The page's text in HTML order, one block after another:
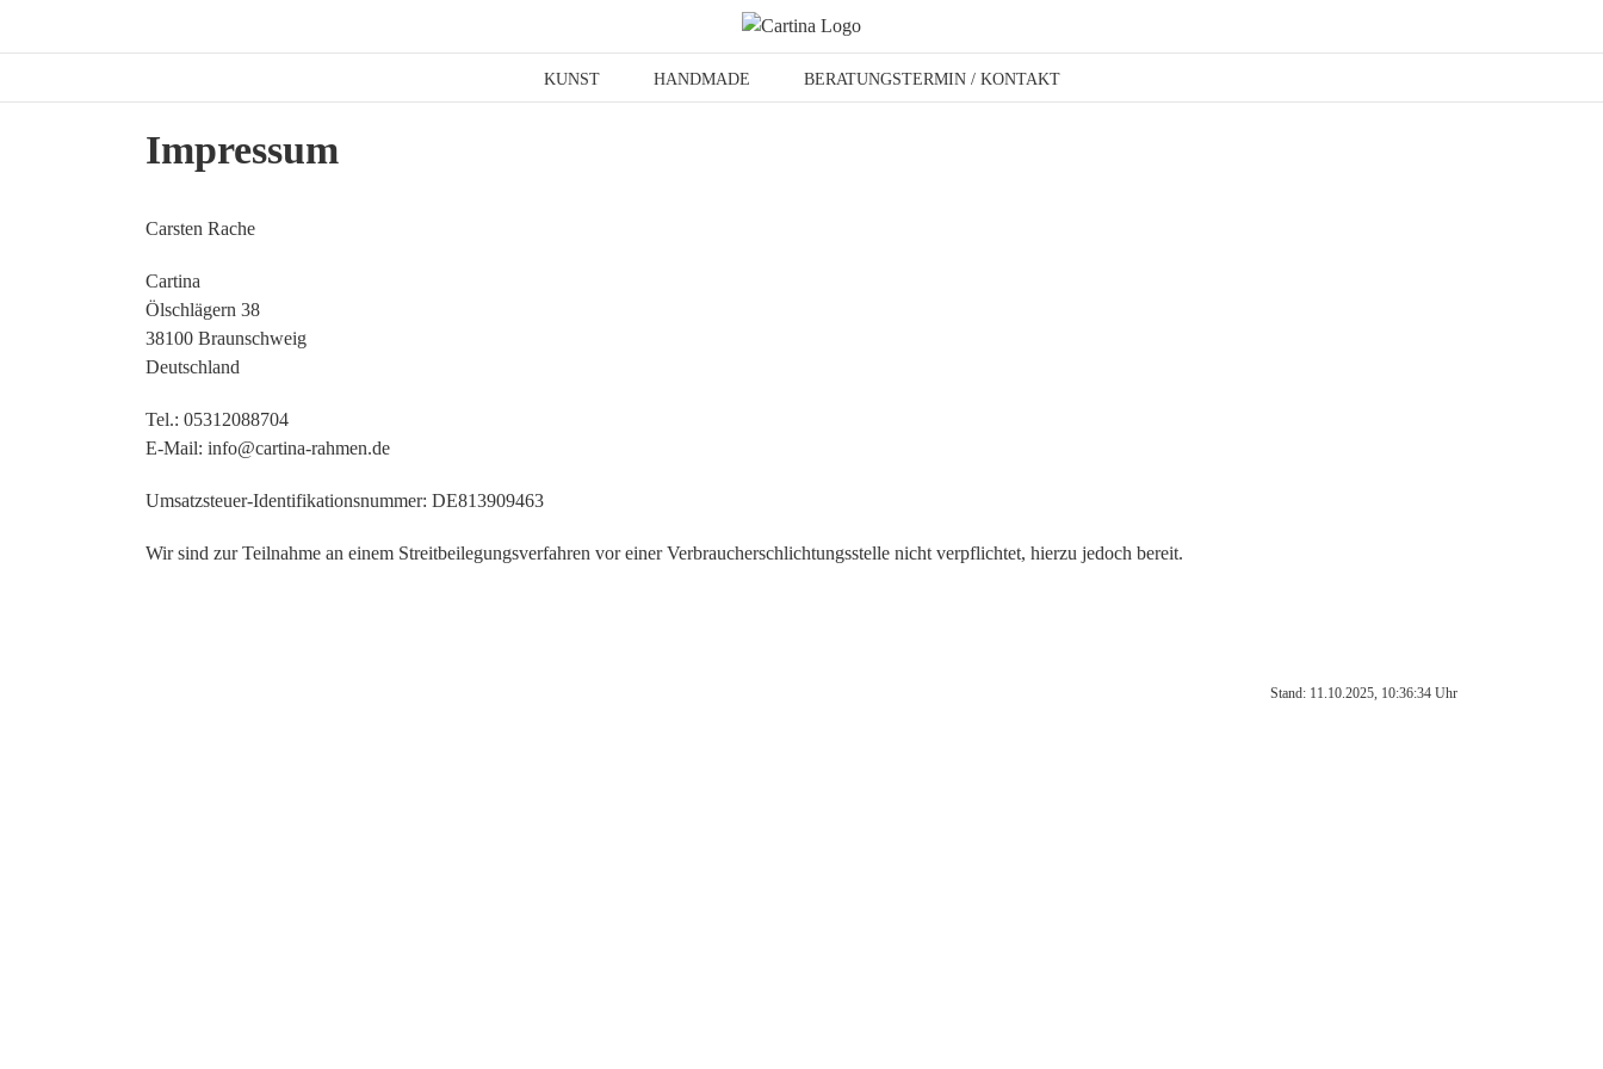
KUNST HANDMADE BERATUNGSTERMIN / KONTAKT
Impressum
Carsten Rache
Cartina
Ölschlägern 38
38100 Braunschweig
Deutschland
Tel.: 05312088704
E-Mail: info@cartina-rahmen.de
Umsatzsteuer-Identifikationsnummer: DE813909463
Wir sind zur Teilnahme an einem Streitbeilegungsverfahren vor einer Verbraucherschlichtungsstelle nicht verpflichtet, hierzu jedoch bereit.
Stand: 11.10.2025, 10:36:34 Uhr